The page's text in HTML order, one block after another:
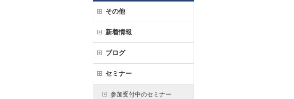
その他
新着情報
ブログ
セミナー
参加受付中のセミナー